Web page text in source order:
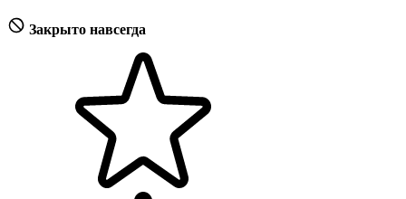
Закрыто навсегда